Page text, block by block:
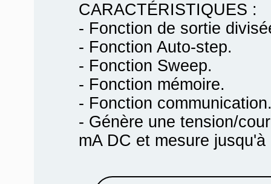
CARACTÉRISTIQUES :
- Fonction de sortie
- Fonction Auto-step.
- Fonction Sweep.
- Fonction mémoire.
- Fonction
- Génère une tension/
mA DC et mesure